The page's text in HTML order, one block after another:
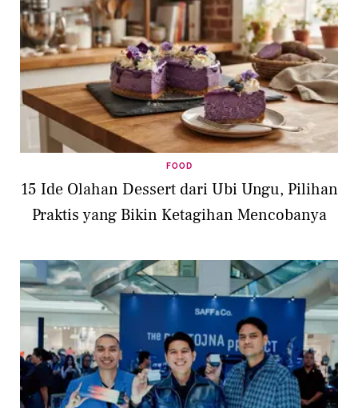
FOOD
15 Ide Olahan Dessert dari Ubi Ungu, Pilihan
Praktis yang Bikin Ketagihan Mencobanya